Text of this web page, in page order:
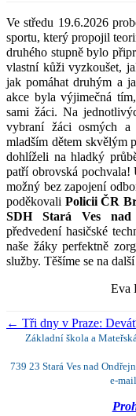
Ve středu 19.6.2026
sportu, který propojil
druhého stupně bylo
vlastní kůži vyzkoušet,
jak pomáhat druhým a
akce byla výjimečná
sami žáci. Na
vybraní žáci osmých a
mladším dětem skvělým
dohlíželi na hladký
patří obrovská pochvala!
možný bez zapojení
poděkovali Policii ČR
SDH Stará Ves nad
předvedení hasičské
naše žáky perfektně
služby. Těšíme se na
Eva
← Tři dny v Praze:
Základní škola a
739 23 Stará Ves nad
e-